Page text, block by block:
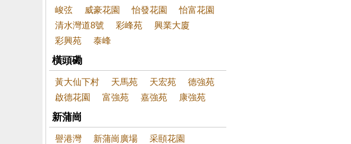
峻弦
威豪花園 怡發花園
怡富花園
清水灣道8號
彩峰苑
興業大廈
彩興苑
泰峰
橫頭磡
黃大仙下村 天馬苑 天宏苑
德強苑
啟德花園
富強苑 嘉強苑 康強苑
新蒲崗
譽港灣 新蒲崗廣場
采頤花園